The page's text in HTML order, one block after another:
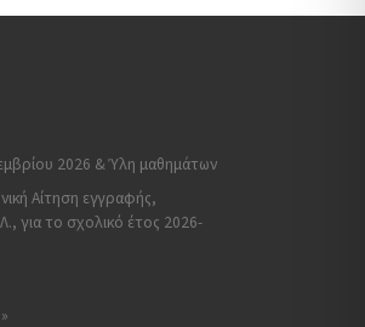
2026 & Ύλη μαθημάτων
Αίτηση εγγραφής,
για το σχολικό έτος 2026-